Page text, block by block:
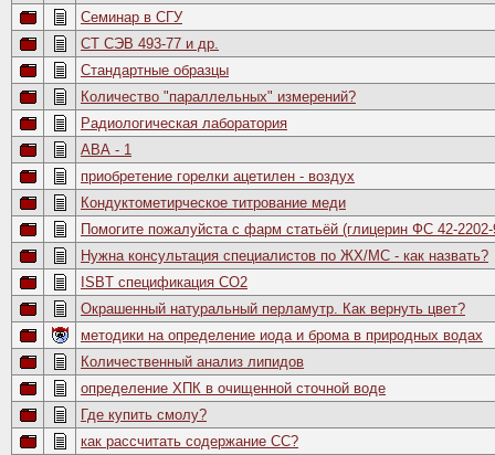
Семинар в СГУ
СТ СЭВ 493-77 и др.
Стандартные образцы
Количество "параллельных" измерений?
Радиологическая лаборатория
АВА - 1
приобретение горелки ацетилен - воздух
Кондуктометирческое титрование меди
Помогите пожалуйста с фарм статьёй (глицерин ФС 42-2202-
Нужна консультация специалистов по ЖХ/МС - как назвать?
ISBT спецификация СО2
Окрашенный натуральный перламутр. Как вернуть цвет?
методики на определение иода и брома в природных водах
Количественный анализ липидов
определение ХПК в очищенной сточной воде
Где купить смолу?
как рассчитать содержание СС?